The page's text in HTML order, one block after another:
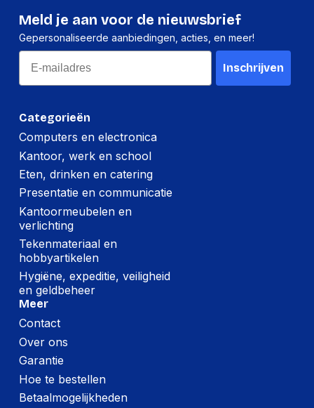
Categorieën
Computers en electronica
Kantoor, werk en school
Eten, drinken en catering
Presentatie en communicatie
Kantoormeubelen en
verlichting
Tekenmateriaal en
hobbyartikelen
Hygiëne, expeditie, veiligheid
en geldbeheer
Meer
Contact
Over ons
Garantie
Hoe te bestellen
Betaalmogelijkheden
Meld je aan voor de nieuwsbrief
Gepersonaliseerde aanbiedingen, acties, en meer!
Email
Inschrijven